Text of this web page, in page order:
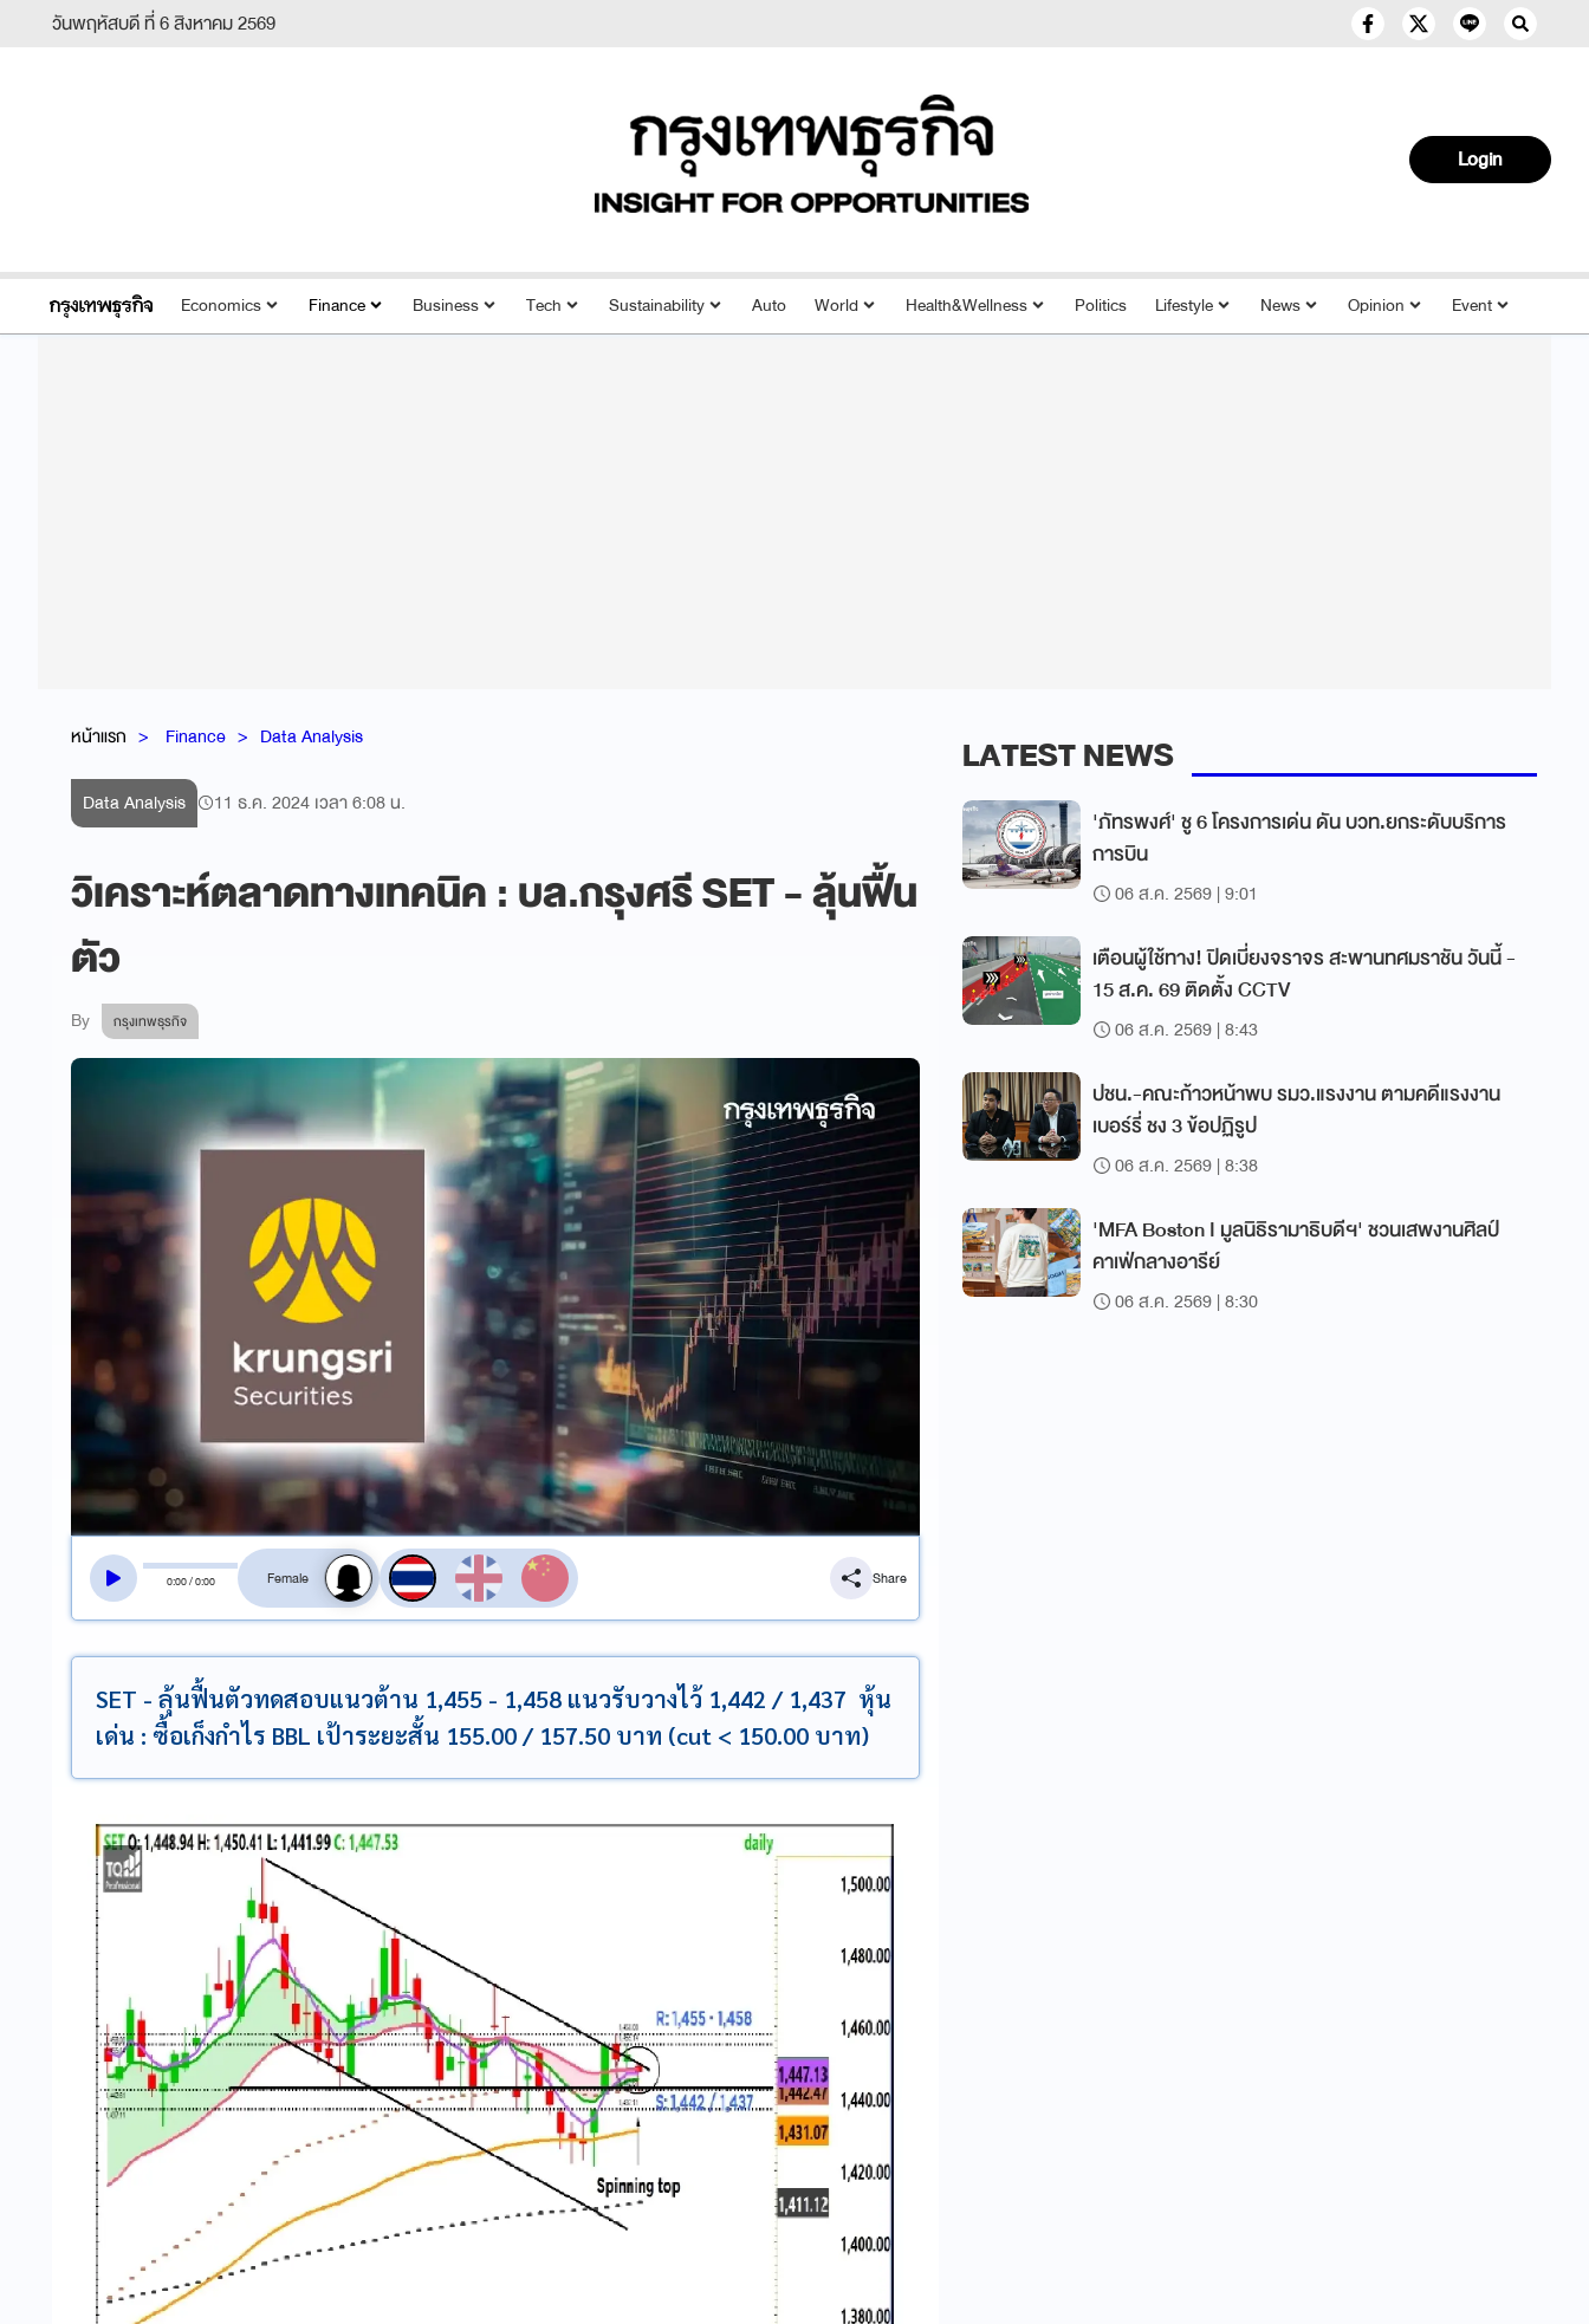
วันพฤหัสบดี ที่ 6 สิงหาคม 2569
Login
Economics Finance Business Tech Sustainability Auto World Health&Wellness Politics Lifestyle News Opinion Event
หน้าแรก Finance Data Analysis
Data Analysis 11 ธ.ค. 2024 เวลา 6:08 น.
วิเคราะห์ตลาดทางเทคนิค : บล.กรุงศรี SET - ลุ้นฟื้น
ตัว
By กรุงเทพธุรกิจ
0:00/0:00
สลับเสียงอ่าน
Share
SET - ลุ้นฟื้นตัวทดสอบแนวต้าน 1,455 - 1,458 แนวรับวางไว้ 1,442 / 1,437 หุ้น
เด่น : ซื้อเก็งกำไร BBL เป้าระยะสั้น 155.00 / 157.50 บาท (cut < 150.00 บาท)
LATEST NEWS
'ภัทรพงศ์' ชู 6 โครงการเด่น ดัน บวท.ยกระดับบริการ
การบิน
06 ส.ค. 2569 | 9:01
เตือนผู้ใช้ทาง! ปิดเบี่ยงจราจร สะพานทศมราชัน วันนี้ -
15 ส.ค. 69 ติดตั้ง CCTV
06 ส.ค. 2569 | 8:43
ปชน.-คณะก้าวหน้าพบ รมว.แรงงาน ตามคดีแรงงาน
เบอร์รี่ ชง 3 ข้อปฏิรูป
06 ส.ค. 2569 | 8:38
'MFA Boston I มูลนิธิรามาธิบดีฯ' ชวนเสพงานศิลป์
คาเฟ่กลางอารีย์
06 ส.ค. 2569 | 8:30